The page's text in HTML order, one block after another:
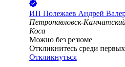
ИП Полежаев Андрей
Петропавловск-
Коса
Можно без резюме
Откликнитесь среди первых
Откликнуться